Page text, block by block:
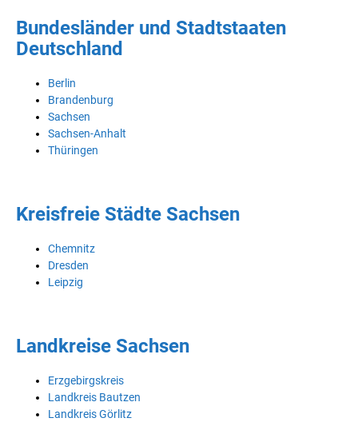
Bundesländer und Stadtstaaten
Deutschland
Berlin
Brandenburg
Sachsen
Sachsen-Anhalt
Thüringen
Kreisfreie Städte Sachsen
Chemnitz
Dresden
Leipzig
Landkreise Sachsen
Erzgebirgskreis
Landkreis Bautzen
Landkreis Görlitz